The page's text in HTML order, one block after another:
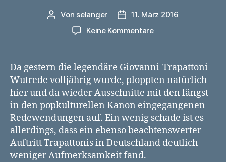
Beitragsautor
Von selanger Veröffentlichungsdatum
11. März 2016
Keine Kommentarezu
Giovanni
Trapattonis
Wutrede
in
Salzburg
noch
besser
war
Da gestern die legendäre Giovanni-Trapattoni-
Wutrede volljährig wurde, ploppten natürlich
hier und da wieder Ausschnitte mit den längst
in den popkulturellen Kanon eingegangenen
Redewendungen auf. Ein wenig schade ist es
allerdings, dass ein ebenso beachtenswerter
Auftritt Trapattonis in Deutschland deutlich
weniger Aufmerksamkeit fand.